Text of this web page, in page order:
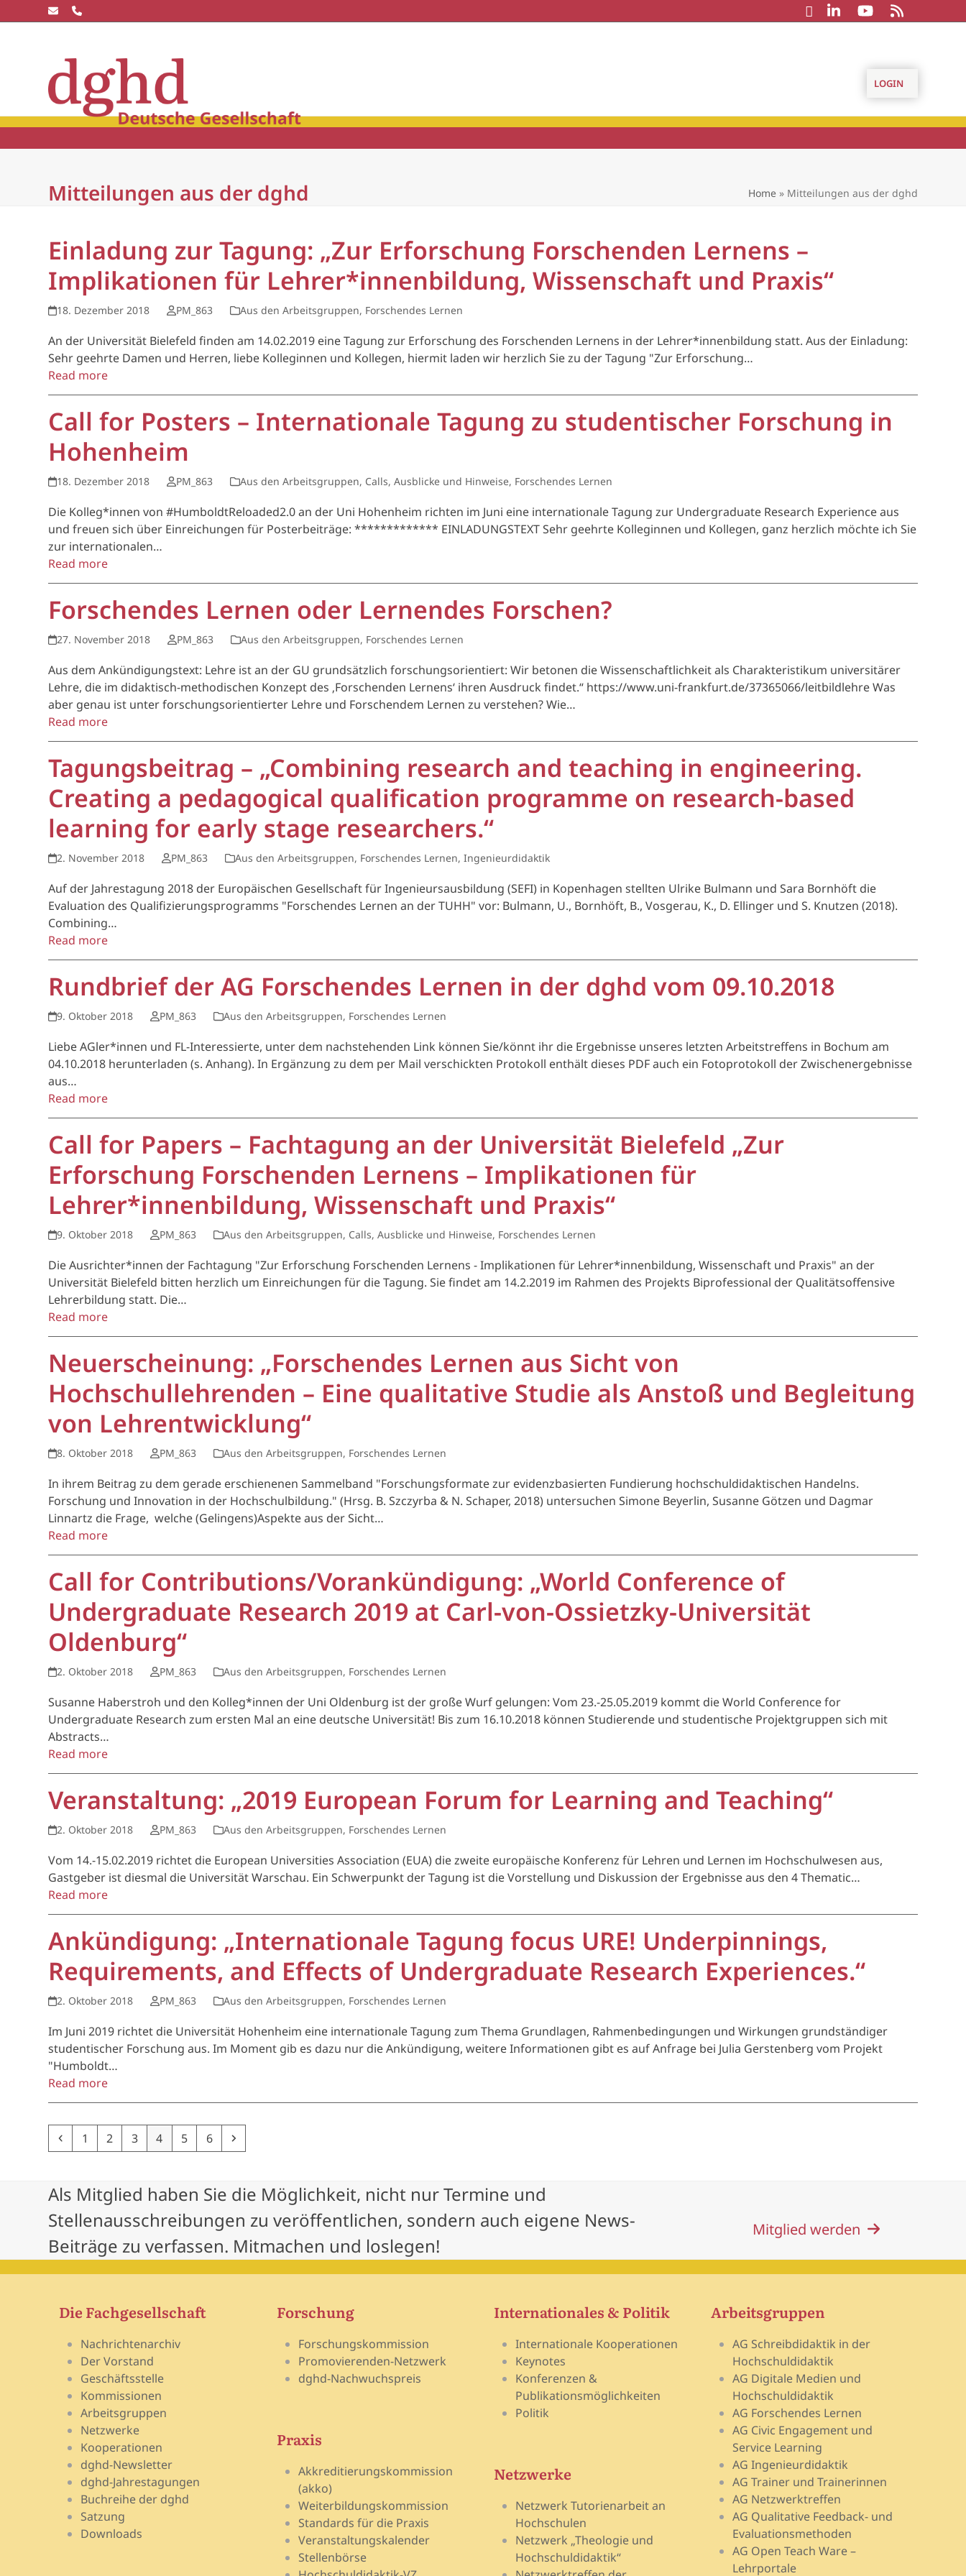
to
LOGIN
Mitteilungen aus der dghd Home» Mitteilungen aus der dghd
Einladung zur Tagung: „Zur Erforschung Forschenden Lernens –
Implikationen für Lehrer*innenbildung, Wissenschaft und Praxis“
18. Dezember 2018 PM_863 Aus den Arbeitsgruppen, Forschendes Lernen
An der Universität Bielefeld finden am 14.02.2019 eine Tagung zur Erforschung des Forschenden Lernens in der Lehrer*innenbildung statt. Aus der Einladung:
Sehr geehrte Damen und Herren, liebe Kolleginnen und Kollegen, hiermit laden wir herzlich Sie zu der Tagung "Zur Erforschung…
Read more
Call for Posters – Internationale Tagung zu studentischer Forschung in
Hohenheim
18. Dezember 2018 PM_863 Aus den Arbeitsgruppen, Calls, Ausblicke und Hinweise, Forschendes Lernen
Die Kolleg*innen von #HumboldtReloaded2.0 an der Uni Hohenheim richten im Juni eine internationale Tagung zur Undergraduate Research Experience aus
und freuen sich über Einreichungen für Posterbeiträge: ************* EINLADUNGSTEXT Sehr geehrte Kolleginnen und Kollegen, ganz herzlich möchte ich Sie
zur internationalen…
Read more
Forschendes Lernen oder Lernendes Forschen?
27. November 2018 PM_863 Aus den Arbeitsgruppen, Forschendes Lernen
Aus dem Ankündigungstext: Lehre ist an der GU grundsätzlich forschungsorientiert: Wir betonen die Wissenschaftlichkeit als Charakteristikum universitärer
Lehre, die im didaktisch-methodischen Konzept des ‚Forschenden Lernens‘ ihren Ausdruck findet.“ https://www.uni-frankfurt.de/37365066/leitbildlehre Was
aber genau ist unter forschungsorientierter Lehre und Forschendem Lernen zu verstehen? Wie…
Read more
Tagungsbeitrag – „Combining research and teaching in engineering.
Creating a pedagogical qualification programme on research-based
learning for early stage researchers.“
2. November 2018 PM_863 Aus den Arbeitsgruppen, Forschendes Lernen, Ingenieurdidaktik
Auf der Jahrestagung 2018 der Europäischen Gesellschaft für Ingenieursausbildung (SEFI) in Kopenhagen stellten Ulrike Bulmann und Sara Bornhöft die
Evaluation des Qualifizierungsprogramms "Forschendes Lernen an der TUHH" vor: Bulmann, U., Bornhöft, B., Vosgerau, K., D. Ellinger und S. Knutzen (2018).
Combining…
Read more
Rundbrief der AG Forschendes Lernen in der dghd vom 09.10.2018
9. Oktober 2018 PM_863 Aus den Arbeitsgruppen, Forschendes Lernen
Liebe AGler*innen und FL-Interessierte, unter dem nachstehenden Link können Sie/könnt ihr die Ergebnisse unseres letzten Arbeitstreffens in Bochum am
04.10.2018 herunterladen (s. Anhang). In Ergänzung zu dem per Mail verschickten Protokoll enthält dieses PDF auch ein Fotoprotokoll der Zwischenergebnisse
aus…
Read more
Call for Papers – Fachtagung an der Universität Bielefeld „Zur
Erforschung Forschenden Lernens – Implikationen für
Lehrer*innenbildung, Wissenschaft und Praxis“
9. Oktober 2018 PM_863 Aus den Arbeitsgruppen, Calls, Ausblicke und Hinweise, Forschendes Lernen
Die Ausrichter*innen der Fachtagung "Zur Erforschung Forschenden Lernens - Implikationen für Lehrer*innenbildung, Wissenschaft und Praxis" an der
Universität Bielefeld bitten herzlich um Einreichungen für die Tagung. Sie findet am 14.2.2019 im Rahmen des Projekts Biprofessional der Qualitätsoffensive
Lehrerbildung statt. Die…
Read more
Neuerscheinung: „Forschendes Lernen aus Sicht von
Hochschullehrenden – Eine qualitative Studie als Anstoß und Begleitung
von Lehrentwicklung“
8. Oktober 2018 PM_863 Aus den Arbeitsgruppen, Forschendes Lernen
In ihrem Beitrag zu dem gerade erschienenen Sammelband "Forschungsformate zur evidenzbasierten Fundierung hochschuldidaktischen Handelns.
Forschung und Innovation in der Hochschulbildung." (Hrsg. B. Szczyrba & N. Schaper, 2018) untersuchen Simone Beyerlin, Susanne Götzen und Dagmar
Linnartz die Frage, welche (Gelingens)Aspekte aus der Sicht…
Read more
Call for Contributions/Vorankündigung: „World Conference of
Undergraduate Research 2019 at Carl-von-Ossietzky-Universität
Oldenburg“
2. Oktober 2018 PM_863 Aus den Arbeitsgruppen, Forschendes Lernen
Susanne Haberstroh und den Kolleg*innen der Uni Oldenburg ist der große Wurf gelungen: Vom 23.-25.05.2019 kommt die World Conference for
Undergraduate Research zum ersten Mal an eine deutsche Universität! Bis zum 16.10.2018 können Studierende und studentische Projektgruppen sich mit
Abstracts…
Read more
Veranstaltung: „2019 European Forum for Learning and Teaching“
2. Oktober 2018 PM_863 Aus den Arbeitsgruppen, Forschendes Lernen
Vom 14.-15.02.2019 richtet die European Universities Association (EUA) die zweite europäische Konferenz für Lehren und Lernen im Hochschulwesen aus,
Gastgeber ist diesmal die Universität Warschau. Ein Schwerpunkt der Tagung ist die Vorstellung und Diskussion der Ergebnisse aus den 4 Thematic…
Read more
Ankündigung: „Internationale Tagung focus URE! Underpinnings,
Requirements, and Effects of Undergraduate Research Experiences.“
2. Oktober 2018 PM_863 Aus den Arbeitsgruppen, Forschendes Lernen
Im Juni 2019 richtet die Universität Hohenheim eine internationale Tagung zum Thema Grundlagen, Rahmenbedingungen und Wirkungen grundständiger
studentischer Forschung aus. Im Moment gib es dazu nur die Ankündigung, weitere Informationen gibt es auf Anfrage bei Julia Gerstenberg vom Projekt
"Humboldt…
Read more
Previous
Page
1 Page
2 Page
3 Page
4 Page
5 Page
6 Next
Als Mitglied haben Sie die Möglichkeit, nicht nur Termine und
Stellenausschreibungen zu veröffentlichen, sondern auch eigene News-
Beiträge zu verfassen. Mitmachen und loslegen!
Mitglied werden
Die Fachgesellschaft
Nachrichtenarchiv
Der Vorstand
Geschäftsstelle
Kommissionen
Arbeitsgruppen
Netzwerke
Kooperationen
dghd-Newsletter
dghd-Jahrestagungen
Buchreihe der dghd
Satzung
Downloads
Forschung
Forschungskommission
Promovierenden-Netzwerk
dghd-Nachwuchspreis
Praxis
Akkreditierungskommission
(akko)
Weiterbildungskommission
Standards für die Praxis
Veranstaltungskalender
Stellenbörse
Internationales & Politik
Internationale Kooperationen
Keynotes
Konferenzen &
Publikationsmöglichkeiten
Politik
Netzwerke
Netzwerk Tutorienarbeit an
Hochschulen
Netzwerk „Theologie und
Hochschuldidaktik“
Arbeitsgruppen
AG Schreibdidaktik in der
Hochschuldidaktik
AG Digitale Medien und
Hochschuldidaktik
AG Forschendes Lernen
AG Civic Engagement und
Service Learning
AG Ingenieurdidaktik
AG Trainer und Trainerinnen
AG Netzwerktreffen
AG Qualitative Feedback- und
Evaluationsmethoden
AG Open Teach Ware –
Lehrportale